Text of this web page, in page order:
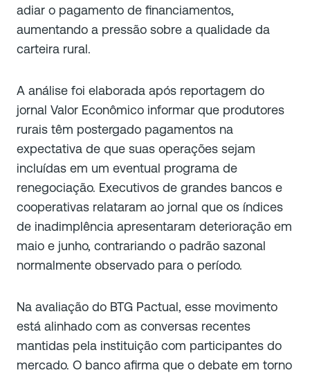
adiar o pagamento de financiamentos,
aumentando a pressão sobre a qualidade da
carteira rural.
A análise foi elaborada após reportagem do
jornal Valor Econômico informar que produtores
rurais têm postergado pagamentos na
expectativa de que suas operações sejam
incluídas em um eventual programa de
renegociação. Executivos de grandes bancos e
cooperativas relataram ao jornal que os índices
de inadimplência apresentaram deterioração em
maio e junho, contrariando o padrão sazonal
normalmente observado para o período.
Na avaliação do BTG Pactual, esse movimento
está alinhado com as conversas recentes
mantidas pela instituição com participantes do
mercado. O banco afirma que o debate em torno